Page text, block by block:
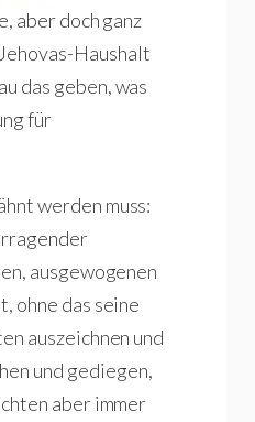
aber doch ganz
Haushalt
das geben, was
für
werden muss:
ausgewogenen
ohne das seine
auszeichnen und
und gediegen,
aber immer